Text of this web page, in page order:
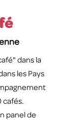
dans la
les Pays
cafés.
panel de